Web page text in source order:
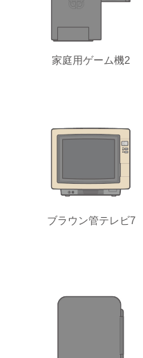
家庭用ゲーム機2
ブラウン管テレビ7